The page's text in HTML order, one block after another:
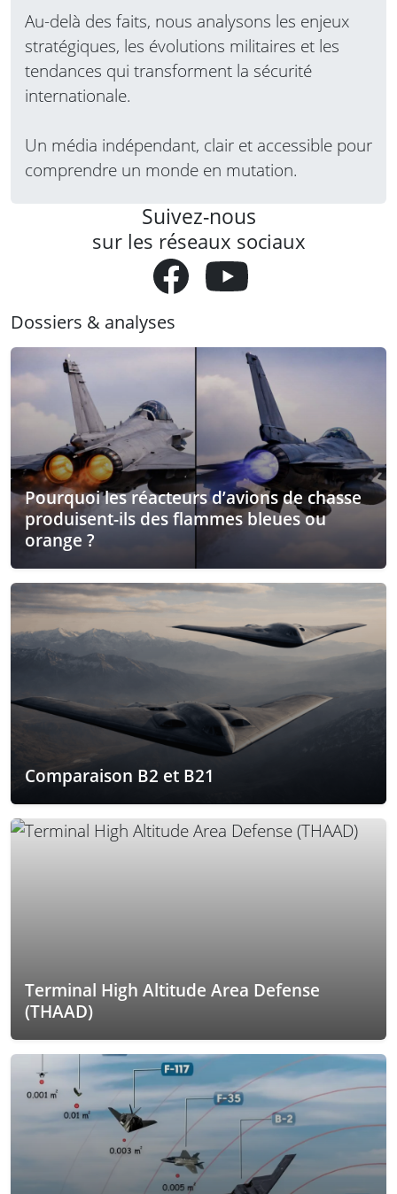
Au-delà des faits, nous analysons les enjeux
stratégiques, les évolutions militaires et les
tendances qui transforment la sécurité
internationale.
Un média indépendant, clair et accessible pour
comprendre un monde en mutation.
Suivez-nous
sur les réseaux sociaux
Dossiers & analyses
Pourquoi les réacteurs d’avions de chasse
produisent-ils des flammes bleues ou
orange ?
Comparaison B2 et B21
Terminal High Altitude Area Defense
(THAAD)